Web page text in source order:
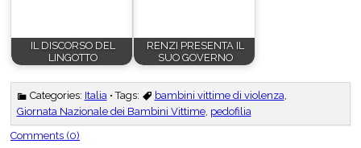
IL DISCORSO DEL
LINGOTTO
RENZI PRESENTA IL
SUO GOVERNO
Categories: Italia• Tags: bambini vittime di violenza,
Giornata Nazionale dei Bambini Vittime, pedofilia
Comments (0)